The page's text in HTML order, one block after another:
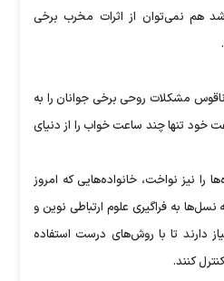
هم نمی‌توان از اثرات مخرب برخی
مشکلات روحی برخی جوانان را به
آنهایی که از ۲۴ ساعت خود تنها چند ساعت خواب را از دنیای
را نیز نواخت، خانواده‌هایی که امروز
به فراگیری علوم ارتباطی نوین و
دارند تا با روش‌های درست استفاده
کنند.